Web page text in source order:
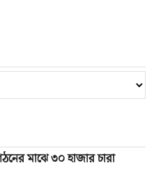
মাঝে ৩০ হাজার চারা